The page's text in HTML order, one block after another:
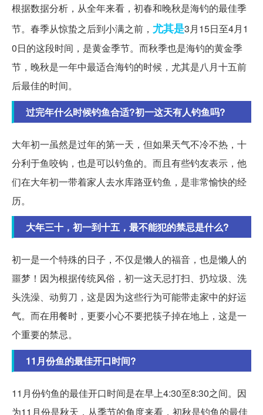
根据数据分析，从全年来看，初春和晚秋是海钓的最佳季
节。春季从惊蛰之后到小满之前， 尤其是3月15日至4月1
0日的这段时间，是黄金季节。而秋季也是海钓的黄金季
节，晚秋是一年中最适合海钓的时候，尤其是八月十五前
后最佳的时间。
过完年什么时候钓鱼合适?初一这天有人钓鱼吗?
大年初一虽然是过年的第一天，但如果天气不冷不热，十
分利于鱼咬钩，也是可以钓鱼的。而且有些钓友表示，他
们在大年初一带着家人去水库路亚钓鱼，是非常愉快的经
历。
大年三十，初一到十五，最不能犯的禁忌是什么?
初一是一个特殊的日子，不仅是懒人的福音，也是懒人的
噩梦！因为根据传统风俗，初一这天忌打扫、扔垃圾、洗
头洗澡、动剪刀，这是因为这些行为可能带走家中的好运
气。而在用餐时，更要小心不要把筷子掉在地上，这是一
个重要的禁忌。
11月份鱼的最佳开口时间?
11月份钓鱼的最佳开口时间是在早上4:30至8:30之间。因
为11月份是秋天，从季节的角度来看，初秋是钓鱼的最佳